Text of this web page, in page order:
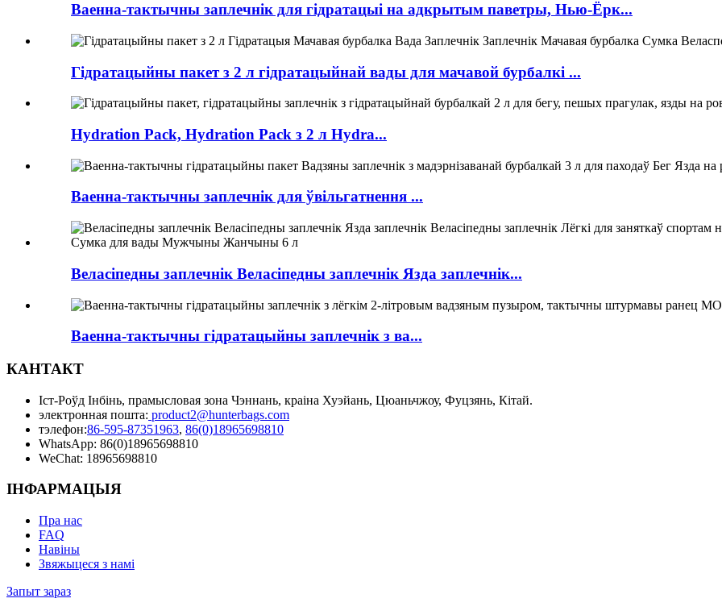
Ваенна-тактычны заплечнік для гідратацыі на адкрытым паветры, Нью-Ёрк...
Гідратацыйны пакет з 2 л гідратацыйнай вады для мачавой бурбалкі ...
Hydration Pack, Hydration Pack з 2 л Hydra...
Ваенна-тактычны заплечнік для ўвільгатнення ...
Веласіпедны заплечнік Веласіпедны заплечнік Язда заплечнік...
Ваенна-тактычны гідратацыйны заплечнік з ва...
КАНТАКТ
Іст-Роўд Інбінь, прамысловая зона Чэннань, краіна Хуэйань, Цюаньчжоу, Фуцзянь, Кітай.
электронная пошта: product2@hunterbags.com
тэлефон:86-595-87351963, 86(0)18965698810
WhatsApp: 86(0)18965698810
WeChat: 18965698810
ІНФАРМАЦЫЯ
Пра нас
FAQ
Навіны
Звяжыцеся з намі
Запыт зараз